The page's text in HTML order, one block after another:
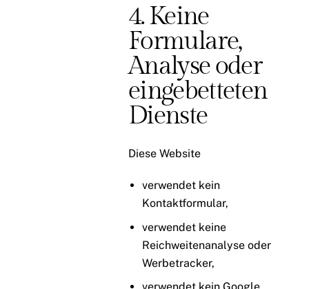
4. Keine
Formulare,
Analyse oder
eingebetteten
Dienste
Diese Website
verwendet kein
Kontaktformular,
verwendet keine
Reichweitenanalyse oder
Werbetracker,